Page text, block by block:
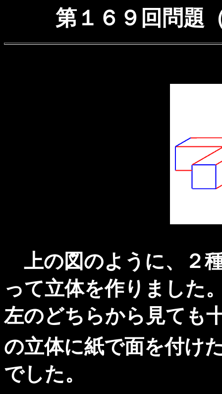
第１６９回問題
上の図のように、２
って立体を作りました
左のどちらから見ても
の立体に紙で面を付け
でした。